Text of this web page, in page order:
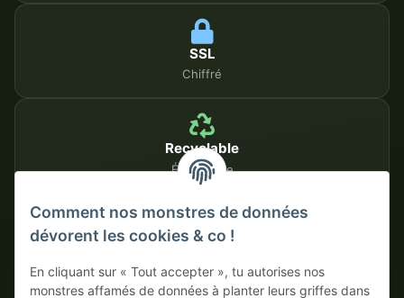
SSL
Chiffré
Recyclable
Écologique
MÉTHODES DE PAIEMENT SÉCURISÉES
Sur facture Paiement anticipé avec escompte
Comment nos monstres de données
dévorent les cookies & co !
En cliquant sur « Tout accepter », tu autorises nos
monstres affamés de données à planter leurs griffes dans